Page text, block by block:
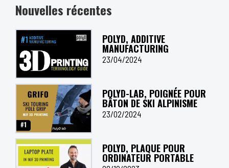
Nouvelles récentes
POLYD, ADDITIVE
MANUFACTURING
23/04/2024
POLYD-LAB, POIGNÉE POUR
BÂTON DE SKI ALPINISME
23/02/2024
POLYD, PLAQUE POUR
ORDINATEUR PORTABLE